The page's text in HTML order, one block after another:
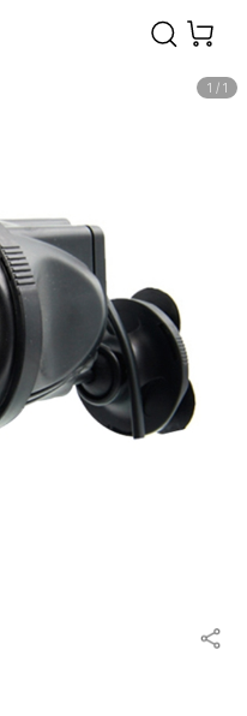
1 / 1